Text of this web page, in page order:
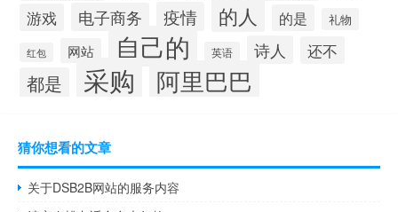
游戏 电子商务 疫情 的人 的是 礼物
红包 网站 自己的 英语 诗人 还不
都是 采购 阿里巴巴
猜你想看的文章
关于DSB2B网站的服务内容